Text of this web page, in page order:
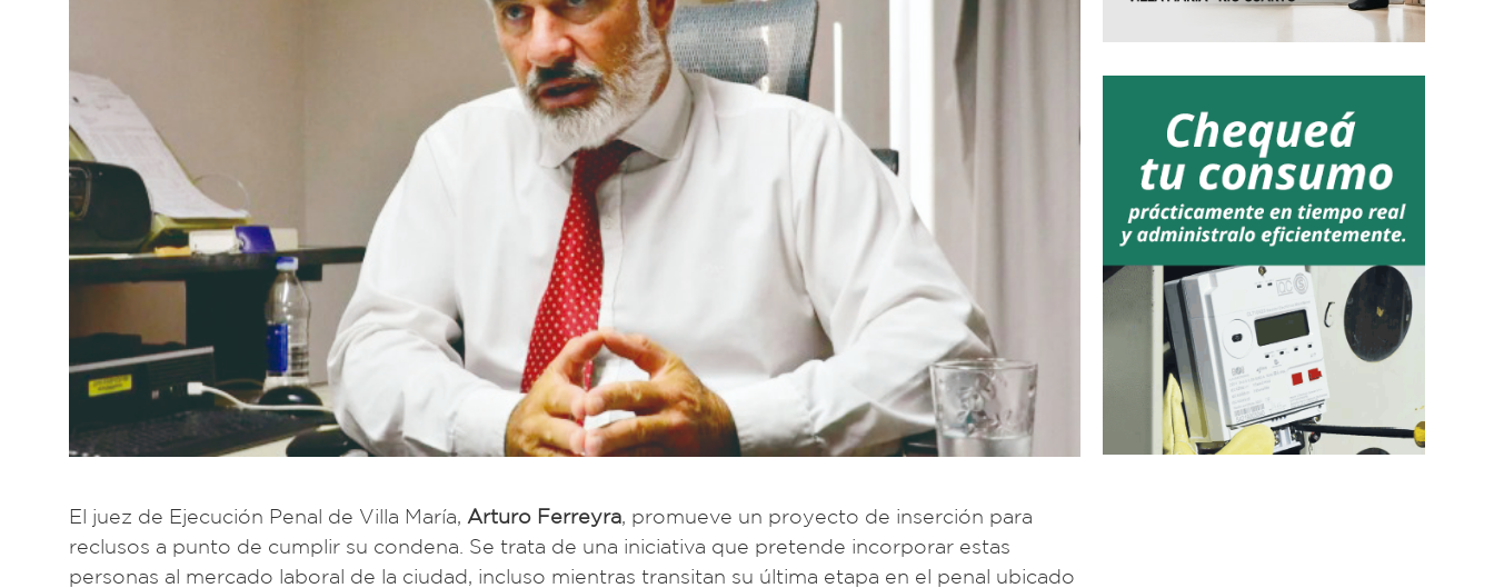
El juez de Ejecución Penal de Villa María, Arturo Ferreyra , promueve un proyecto de inserción para
reclusos a punto de cumplir su condena. Se trata de una iniciativa que pretende incorporar estas
personas al mercado laboral de la ciudad, incluso mientras transitan su última etapa en el penal ubicado